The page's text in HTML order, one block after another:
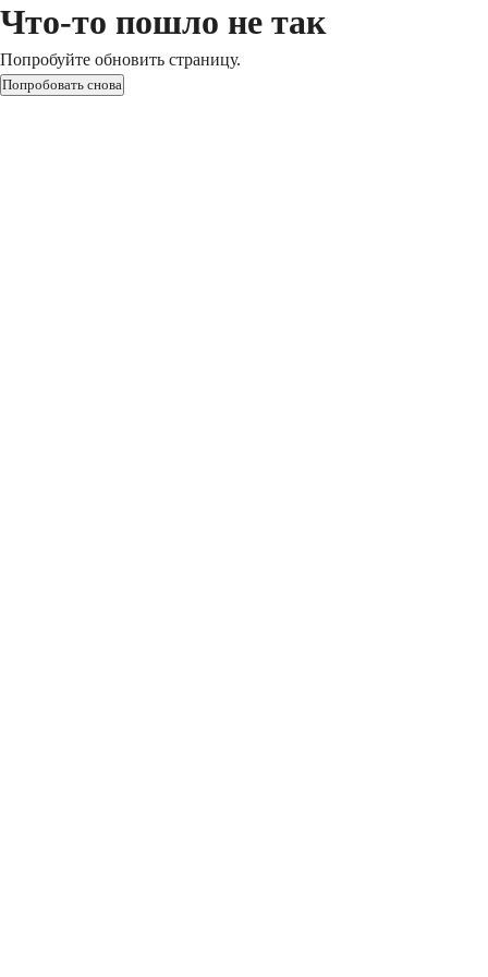
Что-то пошло не так
Попробуйте обновить страницу.
Попробовать снова